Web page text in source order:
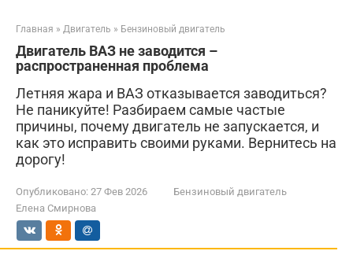
Главная » Двигатель » Бензиновый двигатель
Двигатель ВАЗ не заводится –
распространенная проблема
Летняя жара и ВАЗ отказывается заводиться?
Не паникуйте! Разбираем самые частые
причины, почему двигатель не запускается, и
как это исправить своими руками. Вернитесь на
дорогу!
Опубликовано: 27 Фев 2026
Бензиновый двигатель
Елена Смирнова